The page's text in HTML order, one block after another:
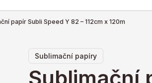
papír Subli Speed Y 82 – 112cm x 120m
Sublimační papíry
Sublimační